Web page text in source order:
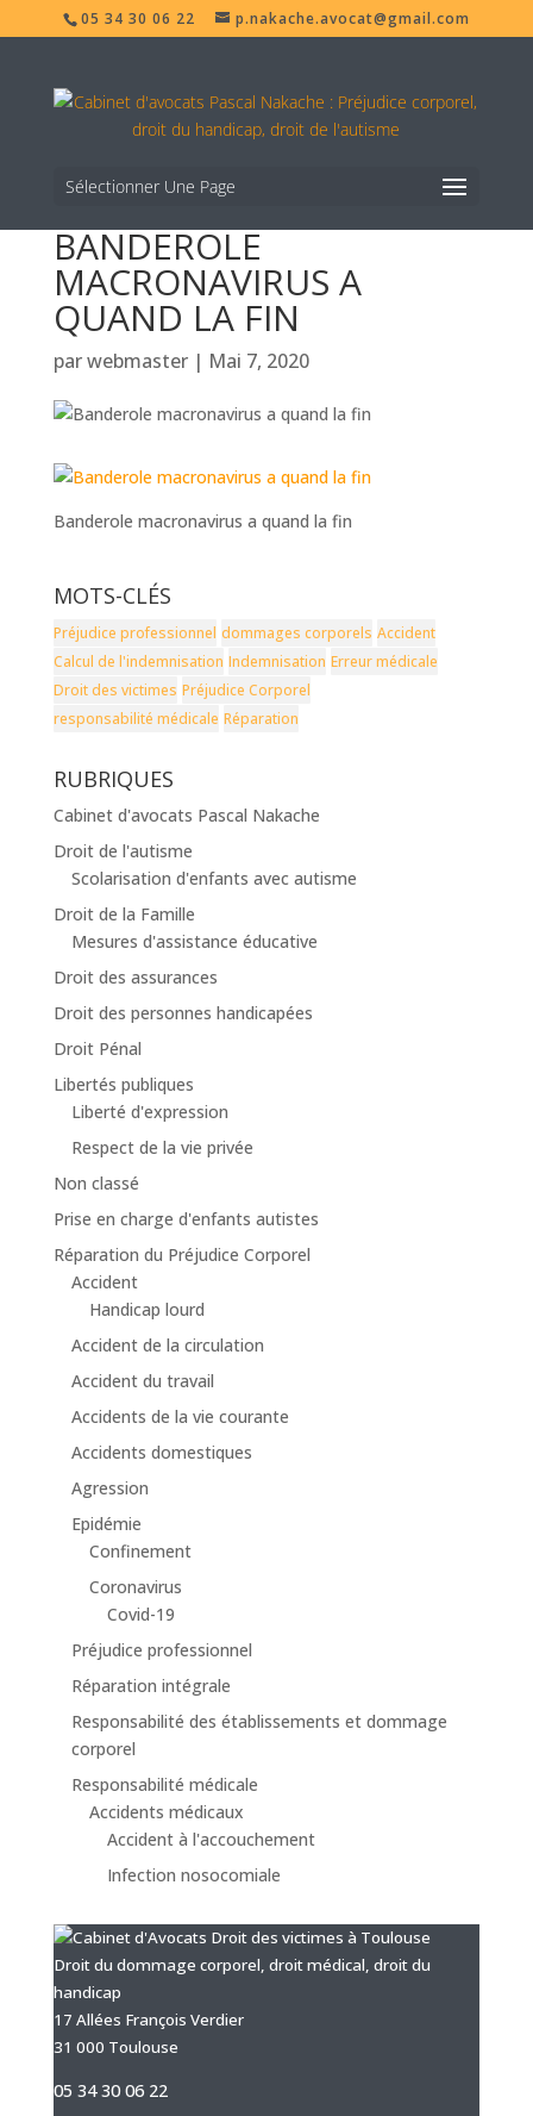
05 34 30 06 22 p.nakache.avocat@gmail.com
Sélectionner Une Page
BANDEROLE
MACRONAVIRUS A
QUAND LA FIN
parwebmaster| Mai 7, 2020
Banderole macronavirus a quand la fin
MOTS-CLÉS
Préjudice professionnel dommages corporels Accident
Calcul de l'indemnisation Indemnisation Erreur médicale
Droit des victimes Préjudice Corporel
responsabilité médicale Réparation
RUBRIQUES
Cabinet d'avocats Pascal Nakache
Droit de l'autisme
Scolarisation d'enfants avec autisme
Droit de la Famille
Mesures d'assistance éducative
Droit des assurances
Droit des personnes handicapées
Droit Pénal
Libertés publiques
Liberté d'expression
Respect de la vie privée
Non classé
Prise en charge d'enfants autistes
Réparation du Préjudice Corporel
Accident
Handicap lourd
Accident de la circulation
Accident du travail
Accidents de la vie courante
Accidents domestiques
Agression
Epidémie
Confinement
Coronavirus
Covid-19
Préjudice professionnel
Réparation intégrale
Responsabilité des établissements et dommage
corporel
Responsabilité médicale
Accidents médicaux
Accident à l'accouchement
Infection nosocomiale
Droit du dommage corporel, droit médical, droit du
handicap
17 Allées François Verdier
31 000 Toulouse
05 34 30 06 22